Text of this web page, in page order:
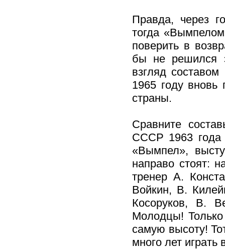
Правда, через
тогда
поверить в
бы не решился
взгляд
1965 году вновь
страны.
Сравните
СССР 1963 года
«Вымпел»,
направо стоят:
тренер А.
Войкин, В.
Косоруков, В.
Молодцы!
самую высоту!
много лет